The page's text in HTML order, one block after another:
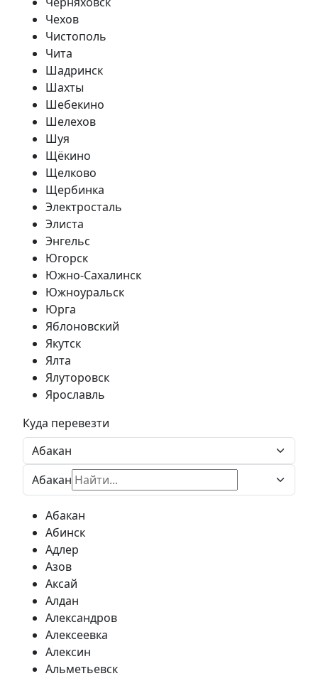
Чехов
Чистополь
Чита
Шадринск
Шахты
Шебекино
Шелехов
Шуя
Щёкино
Щелково
Щербинка
Электросталь
Элиста
Энгельс
Югорск
Южно-Сахалинск
Южноуральск
Юрга
Яблоновский
Якутск
Ялта
Ялуторовск
Ярославль
Куда перевезти
Абакан
Абакан
Абинск
Адлер
Азов
Аксай
Алдан
Александров
Алексеевка
Алексин
Альметьевск